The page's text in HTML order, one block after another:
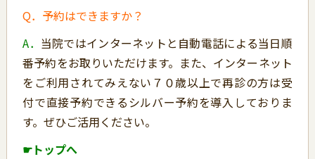
Q．予約はできますか？
A． 当院ではインターネットと自動電話による当日順
番予約をお取りいただけます。また、インターネット
をご利用されてみえない７０歳以上で再診の方は受
付で直接予約できるシルバー予約を導入しておりま
す。ぜひご活用ください。
☛トップへ